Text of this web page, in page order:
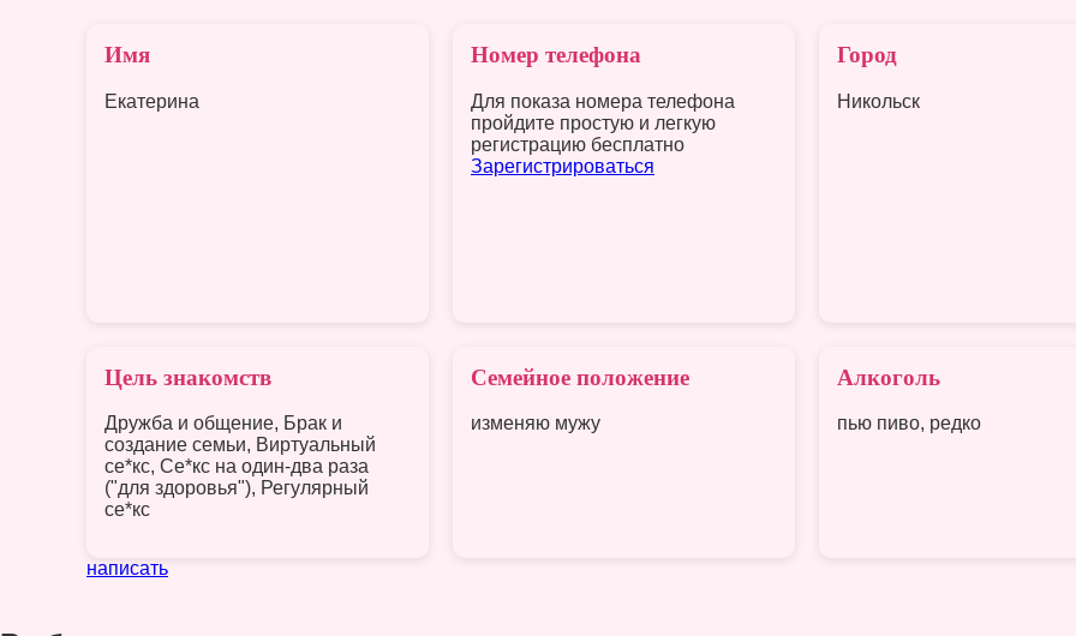
Имя
Екатерина
Номер телефона
Для показа номера телефона
пройдите простую и легкую
регистрацию бесплатно
Зарегистрироваться
Город
Никольск
Цель знакомств
Дружба и общение, Брак и
создание семьи, Виртуальный
се*кс, Се*кс на один-два раза
("для здоровья"), Регулярный
се*кс
Семейное положение
изменяю мужу
Алкоголь
пью пиво, редко
написать